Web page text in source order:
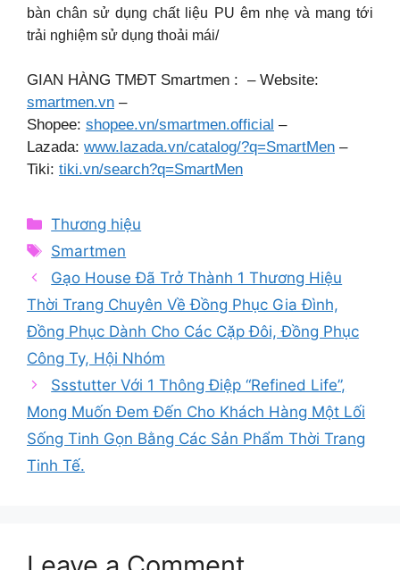
bàn chân sử dụng chất liệu PU êm nhẹ và mang tới
trải nghiệm sử dụng thoải mái/
GIAN HÀNG TMĐT Smartmen : – Website:
smartmen.vn –
Shopee: shopee.vn/smartmen.official –
Lazada: www.lazada.vn/catalog/?q=SmartMen –
Tiki: tiki.vn/search?q=SmartMen
Categories
Thương hiệu
Tags
Smartmen
Gạo House Đã Trở Thành 1 Thương Hiệu
Thời Trang Chuyên Về Đồng Phục Gia Đình,
Đồng Phục Dành Cho Các Cặp Đôi, Đồng Phục
Công Ty, Hội Nhóm
Ssstutter Với 1 Thông Điệp “Refined Life”,
Mong Muốn Đem Đến Cho Khách Hàng Một Lối
Sống Tinh Gọn Bằng Các Sản Phẩm Thời Trang
Tinh Tế.